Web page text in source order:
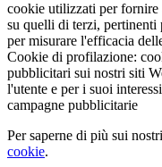
cookie utilizzati per
su quelli di terzi, pertinenti
per misurare l'efficacia
Cookie di profilazione:
pubblicitari sui nostri siti
l'utente e per i suoi
campagne pubblicitarie
Per saperne di più sui
cookie.